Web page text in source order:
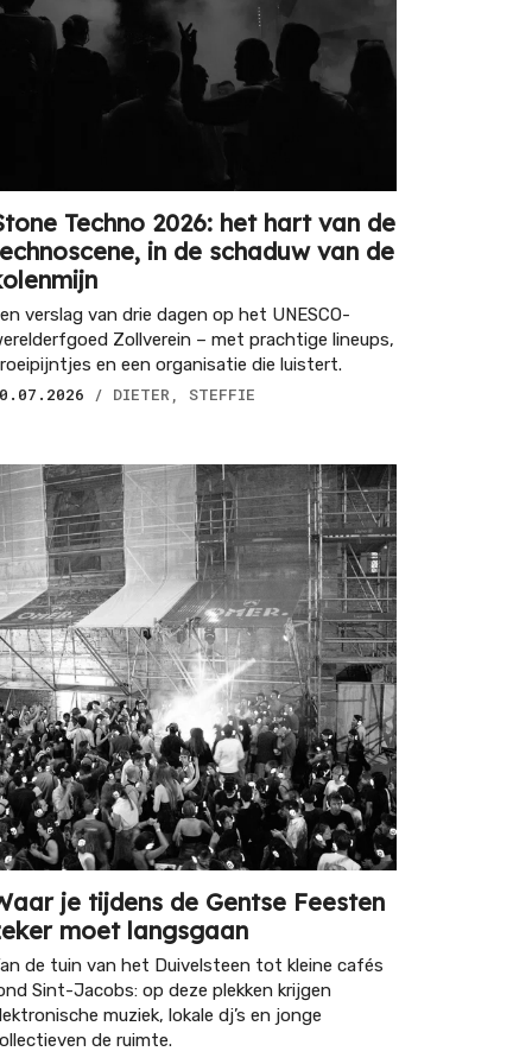
Techno 2026: het hart van de
in de schaduw van de
verslag van drie dagen op het UNESCO-
Zollverein – met prachtige lineups,
en een organisatie die luistert.
/ DIETER, STEFFIE
je tijdens de Gentse Feesten
moet langsgaan
de tuin van het Duivelsteen tot kleine cafés
Sint-Jacobs: op deze plekken krijgen
muziek, lokale dj’s en jonge
de ruimte.